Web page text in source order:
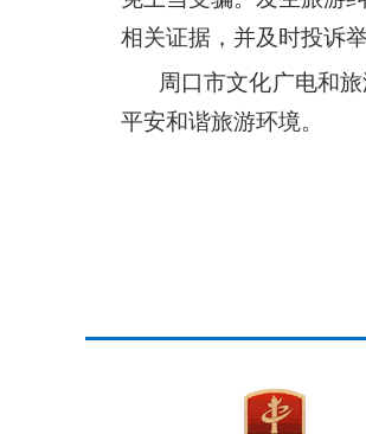
相关证据，并及时投诉举
周口市文化广电和
平安和谐旅游环境。